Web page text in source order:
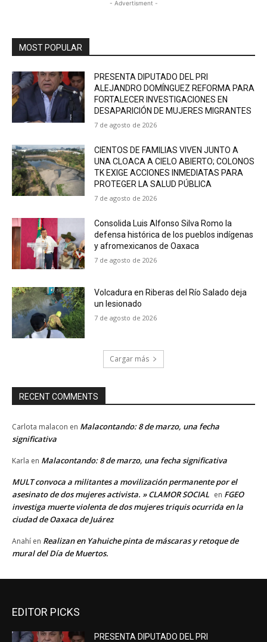
- Advertisment -
MOST POPULAR
PRESENTA DIPUTADO DEL PRI
ALEJANDRO DOMÍNGUEZ REFORMA PARA
FORTALECER INVESTIGACIONES EN
DESAPARICIÓN DE MUJERES MIGRANTES
7 de agosto de 2026
CIENTOS DE FAMILIAS VIVEN JUNTO A
UNA CLOACA A CIELO ABIERTO; COLONOS
TK EXIGE ACCIONES INMEDIATAS PARA
PROTEGER LA SALUD PÚBLICA
7 de agosto de 2026
Consolida Luis Alfonso Silva Romo la
defensa histórica de los pueblos indígenas
y afromexicanos de Oaxaca
7 de agosto de 2026
Volcadura en Riberas del Río Salado deja
un lesionado
7 de agosto de 2026
Cargar más
RECENT COMMENTS
Carlota malacon en Malacontando: 8 de marzo, una fecha
significativa
Karla en Malacontando: 8 de marzo, una fecha significativa
MULT convoca a militantes a movilización permanente por el
asesinato de dos mujeres activista. » CLAMOR SOCIAL en FGEO
investiga muerte violenta de dos mujeres triquis ocurrida en la
ciudad de Oaxaca de Juárez
Anahí en Realizan en Yahuiche pinta de máscaras y retoque de
mural del Día de Muertos.
EDITOR PICKS
PRESENTA DIPUTADO DEL PRI